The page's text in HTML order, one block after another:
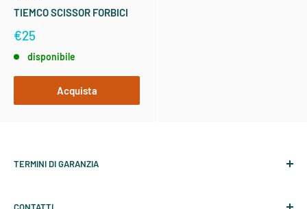
TIEMCO SCISSOR FORBICI
€25
disponibile
Acquista
TERMINI DI GARANZIA